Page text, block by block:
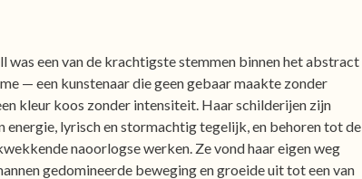
was een van de krachtigste stemmen binnen het abstract
— een kunstenaar die geen gebaar maakte zonder
kleur koos zonder intensiteit. Haar schilderijen zijn
energie, lyrisch en stormachtig tegelijk, en behoren tot de
naoorlogse werken. Ze vond haar eigen weg
gedomineerde beweging en groeide uit tot een van